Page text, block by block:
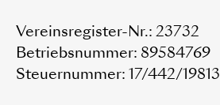
Vereinsregister-Nr.: 23732
Betriebsnummer: 89584769
Steuernummer: 17/442/19813